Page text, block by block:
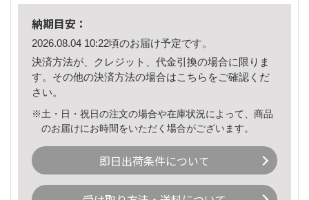
納期目安：
2026.08.04 10:22頃のお届け予定です。
決済方法が、クレジット、代金引換の場合に限りま
す。その他の決済方法の場合はこちら をご確認くだ
さい。
※土・日・祝日の注文の場合や在庫状況によって、商品
のお届けにお時間をいただく場合がございます。
即日出荷条件について